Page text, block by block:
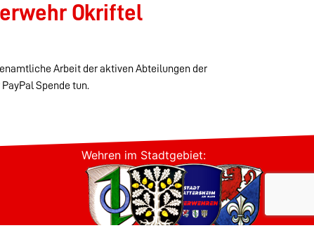
Okriftel
Arbeit der aktiven Abteilungen der
Spende tun.
Wehren im Stadtgebiet: